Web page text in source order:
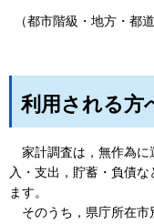
（都市階級・地方・都
利用される方
家計調査は，無作為に
入・支出，貯蓄・負債
ます。
そのうち，県庁所在